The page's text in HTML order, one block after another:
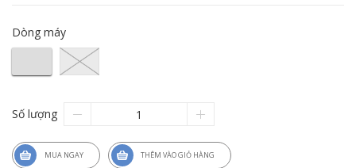
Dòng máy
Số lượng
MUA NGAY THÊM VÀO GIỎ HÀNG